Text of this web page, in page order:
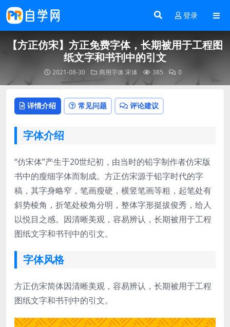
登录
【方正仿宋】方正免费字体，长期被用于工程图
纸文字和书刊中的引文
2021-08-30 商用字体宋体 385 0
详情介绍 常见问题 评论建议
字体介绍
“仿宋体”产生于20世纪初，由当时的铅字制作者仿宋版
书中的瘦细字体而制成。方正仿宋源于铅字时代的字
稿，其字身略窄，笔画瘦硬，横竖笔画等粗，起笔处有
斜势棱角，折笔处棱角分明，整体字形挺拔俊秀，给人
以悦目之感。因清晰美观，容易辨认，长期被用于工程
图纸文字和书刊中的引文。
字体风格
方正仿宋简体因清晰美观，容易辨认，长期被用于工程
图纸文字和书刊中的引文。